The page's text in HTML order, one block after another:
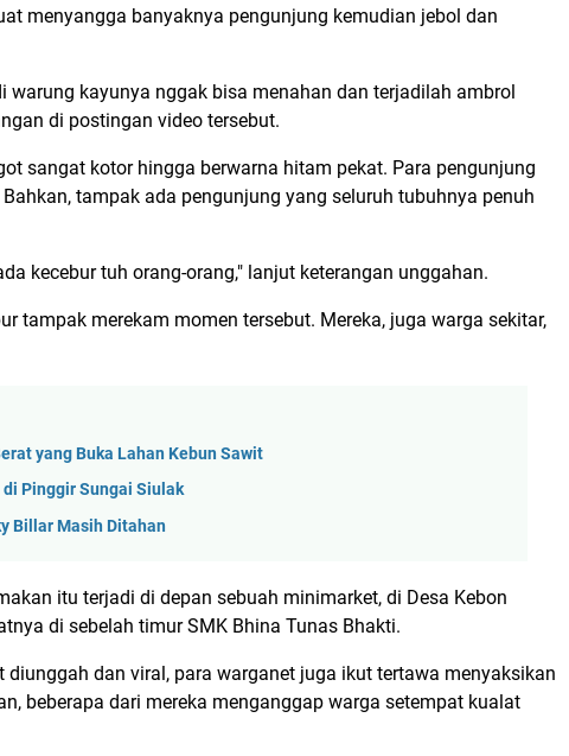
menyangga banyaknya pengunjung kemudian jebol dan
warung kayunya nggak bisa menahan dan terjadilah ambrol
di postingan video tersebut.
sangat kotor hingga berwarna hitam pekat. Para pengunjung
tampak ada pengunjung yang seluruh tubuhnya penuh
kecebur tuh orang-orang," lanjut keterangan unggahan.
tampak merekam momen tersebut. Mereka, juga warga sekitar,
yang Buka Lahan Kebun Sawit
Pinggir Sungai Siulak
Billar Masih Ditahan
itu terjadi di depan sebuah minimarket, di Desa Kebon
di sebelah timur SMK Bhina Tunas Bhakti.
dan viral, para warganet juga ikut tertawa menyaksikan
beberapa dari mereka menganggap warga setempat kualat